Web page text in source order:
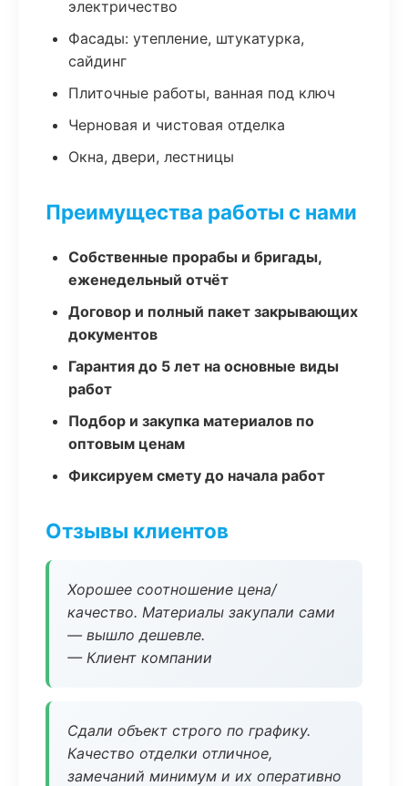
электричество
Фасады: утепление, штукатурка,
сайдинг
Плиточные работы, ванная под ключ
Черновая и чистовая отделка
Окна, двери, лестницы
Преимущества работы с нами
Собственные прорабы и бригады,
еженедельный отчёт
Договор и полный пакет закрывающих
документов
Гарантия до 5 лет на основные виды
работ
Подбор и закупка материалов по
оптовым ценам
Фиксируем смету до начала работ
Отзывы клиентов
Хорошее соотношение цена/
качество. Материалы закупали сами
— вышло дешевле.
— Клиент компании
Сдали объект строго по графику.
Качество отделки отличное,
замечаний минимум и их оперативно